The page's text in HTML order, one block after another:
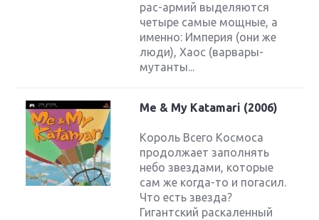
рас-армий выделяются
четыре самые мощные, а
именно: Империя (они же
люди), Хаос (варвары-
мутанты...
Me & My Katamari (2006)
Король Всего Космоса
продолжает заполнять
небо звездами, которые
сам же когда-то и погасил.
Что есть звезда?
Гигантский раскаленный